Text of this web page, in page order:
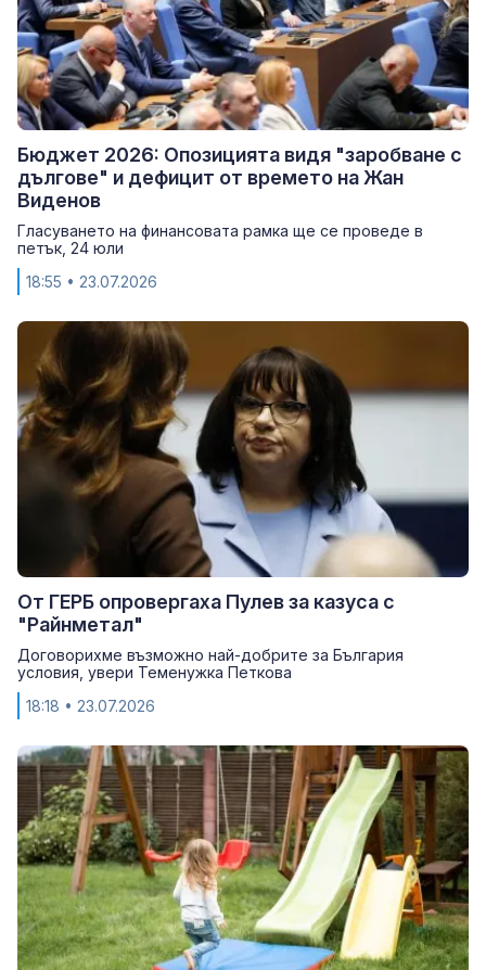
Бюджет 2026: Опозицията видя "заробване с
дългове" и дефицит от времето на Жан
Виденов
Гласуването на финансовата рамка ще се проведе в
петък, 24 юли
18:55 • 23.07.2026
От ГЕРБ опровергаха Пулев за казуса с
"Райнметал"
Договорихме възможно най-добрите за България
условия, увери Теменужка Петкова
18:18 • 23.07.2026